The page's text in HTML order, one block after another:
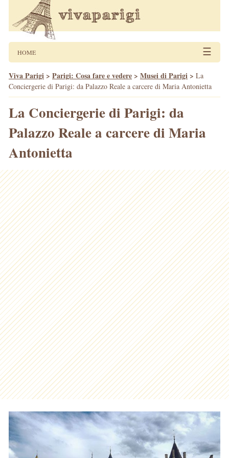
HOME ☰
Viva Parigi > Parigi: Cosa fare e vedere > Musei di Parigi > La
Conciergerie di Parigi: da Palazzo Reale a carcere di Maria Antonietta
La Conciergerie di Parigi: da
Palazzo Reale a carcere di Maria
Antonietta